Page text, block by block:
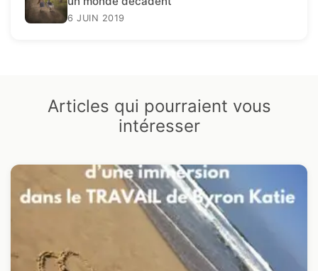
6 JUIN 2019
Articles qui pourraient vous
intéresser